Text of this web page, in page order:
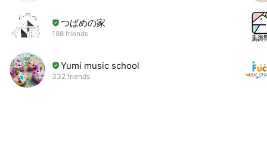
つばめの家
198 friends
Yumi music school
332 friends